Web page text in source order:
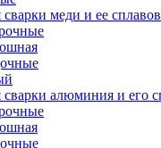
меди и ее сплавов
алюминия и его